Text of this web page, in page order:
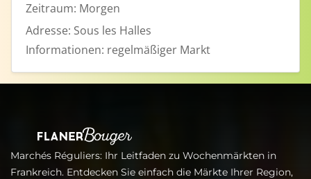
Zeitraum: Morgen
Adresse: Sous les Halles
Informationen: regelmäßiger Markt
Marchés Réguliers: Ihr Leitfaden zu Wochenmärkten in
Frankreich. Entdecken Sie einfach die Märkte Ihrer Region,